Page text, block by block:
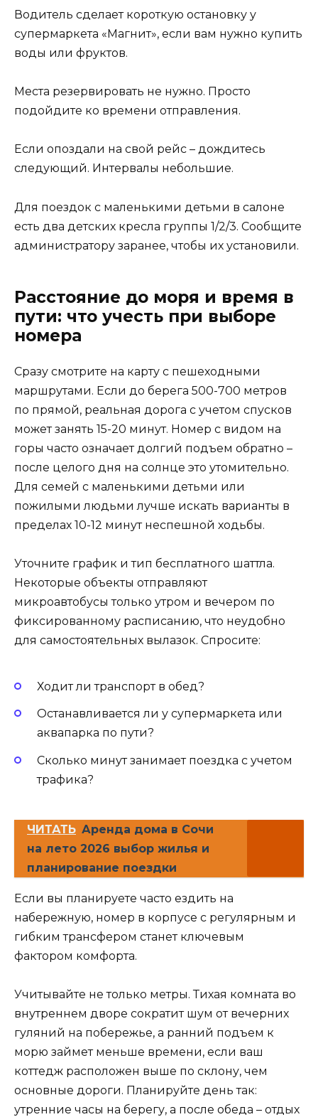
Водитель сделает короткую остановку у
супермаркета «Магнит», если вам нужно купить
воды или фруктов.
Места резервировать не нужно. Просто
подойдите ко времени отправления.
Если опоздали на свой рейс – дождитесь
следующий. Интервалы небольшие.
Для поездок с маленькими детьми в салоне
есть два детских кресла группы 1/2/3. Сообщите
администратору заранее, чтобы их установили.
Расстояние до моря и время в
пути: что учесть при выборе
номера
Сразу смотрите на карту с пешеходными
маршрутами. Если до берега 500-700 метров
по прямой, реальная дорога с учетом спусков
может занять 15-20 минут. Номер с видом на
горы часто означает долгий подъем обратно –
после целого дня на солнце это утомительно.
Для семей с маленькими детьми или
пожилыми людьми лучше искать варианты в
пределах 10-12 минут неспешной ходьбы.
Уточните график и тип бесплатного шаттла.
Некоторые объекты отправляют
микроавтобусы только утром и вечером по
фиксированному расписанию, что неудобно
для самостоятельных вылазок. Спросите:
Ходит ли транспорт в обед?
Останавливается ли у супермаркета или
аквапарка по пути?
Сколько минут занимает поездка с учетом
трафика?
ЧИТАТЬ Аренда дома в Сочи
на лето 2026 выбор жилья и
планирование поездки
Если вы планируете часто ездить на
набережную, номер в корпусе с регулярным и
гибким трансфером станет ключевым
фактором комфорта.
Учитывайте не только метры. Тихая комната во
внутреннем дворе сократит шум от вечерних
гуляний на побережье, а ранний подъем к
морю займет меньше времени, если ваш
коттедж расположен выше по склону, чем
основные дороги. Планируйте день так:
утренние часы на берегу, а после обеда – отдых